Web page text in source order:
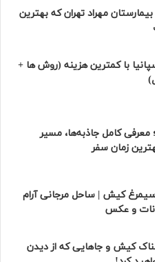
مهراد تهران که بهترین‌
با کمترین هزینه (روش ها +
معرفی کامل جاذبه‌ها، مسیر
زمان سفر
کیش | ساحل مرجانی آرام
و عکس
کیش و جاهایی که از دیدن